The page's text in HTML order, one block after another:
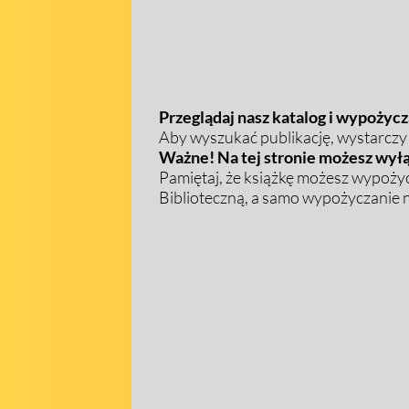
Przeglądaj nasz katalog i
Aby wyszukać publikację,
Ważne! Na tej stronie możesz
Pamiętaj, że książkę możesz
Biblioteczną, a samo wypożyczanie